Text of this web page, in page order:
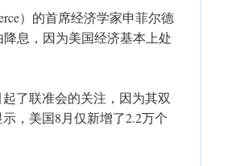
）的首席经济学家申菲尔德
降息，因为美国经济基本上处
了联准会的关注，因为其双
，美国8月仅新增了2.2万个